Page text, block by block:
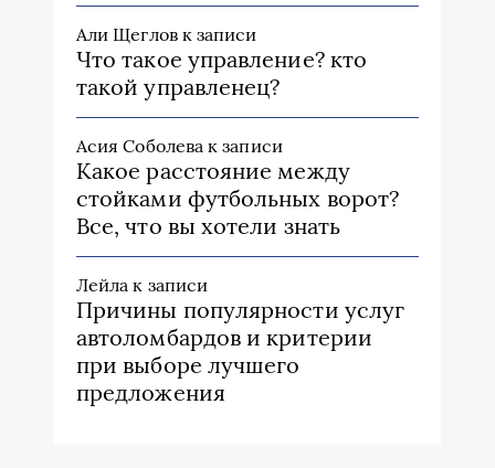
Али Щегловк записи
Что такое управление? кто
такой управленец?
Асия Соболева к записи
Какое расстояние между
стойками футбольных ворот?
Все, что вы хотели знать
Лейла к записи
Причины популярности услуг
автоломбардов и критерии
при выборе лучшего
предложения